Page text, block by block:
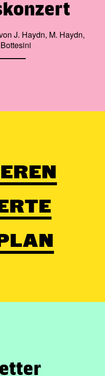
J. Haydn, M. Haydn,